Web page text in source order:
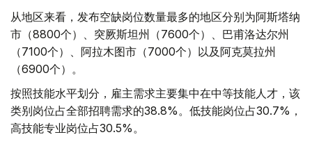
从地区来看，发布空缺岗位数量最多的地区分别为阿斯塔纳
市（8800个）、突厥斯坦州（7600个）、巴甫洛达尔州
（7100个）、阿拉木图市（7000个）以及阿克莫拉州
（6900个）。
按照技能水平划分，雇主需求主要集中在中等技能人才，该
类别岗位占全部招聘需求的38.8%。低技能岗位占30.7%，
高技能专业岗位占30.5%。